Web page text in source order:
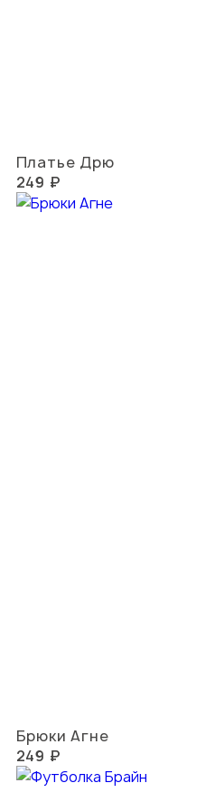
Платье Дрю
249 ₽
Брюки Агне
249 ₽